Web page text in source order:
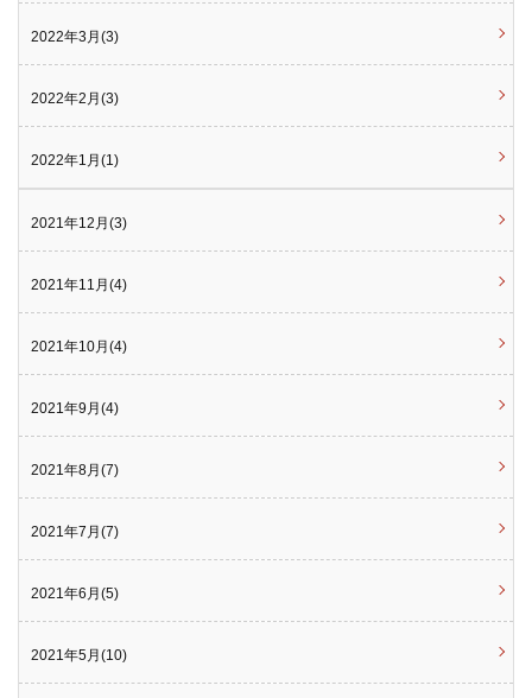
2022年3月(3)
2022年2月(3)
2022年1月(1)
2021年12月(3)
2021年11月(4)
2021年10月(4)
2021年9月(4)
2021年8月(7)
2021年7月(7)
2021年6月(5)
2021年5月(10)